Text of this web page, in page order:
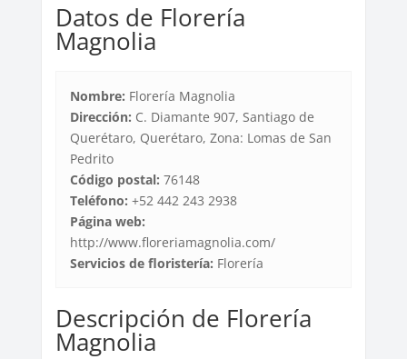
Datos de Florería
Magnolia
Nombre: Florería Magnolia
Dirección: C. Diamante 907, Santiago de
Querétaro, Querétaro, Zona: Lomas de San
Pedrito
Código postal: 76148
Teléfono: +52 442 243 2938
Página web:
http://www.floreriamagnolia.com/
Servicios de floristería: Florería
Descripción de Florería
Magnolia